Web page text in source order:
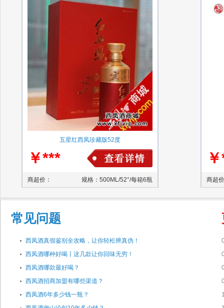
五星红西凤珍藏版52度
￥***
商超价： 规格：500ML/52°/每箱6瓶 商超
常见问题
西凤酒真假鉴别全攻略，让你轻松辨真伪！
西凤酒哪种好喝丨这几款让你回味无穷！
西凤酒哪款最好喝？
西凤酒招商加盟有哪些渠道？
西凤酒6年多少钱一瓶？